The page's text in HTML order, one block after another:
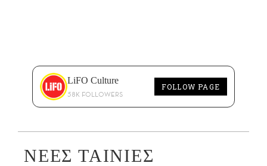
LiFO Culture
58K FOLLOWERS
FOLLOW PAGE
ΝΕΕΣ ΤΑΙΝΙΕΣ